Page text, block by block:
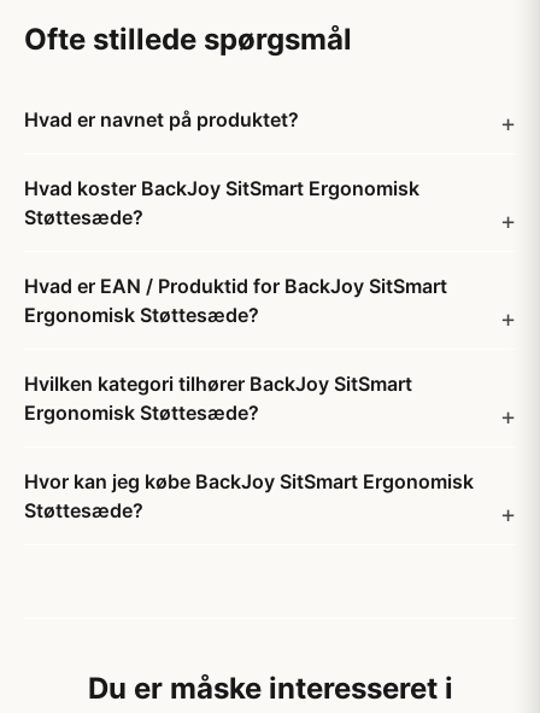
Ofte stillede spørgsmål
Hvad er navnet på produktet?
Hvad koster BackJoy SitSmart Ergonomisk
Støttesæde?
Hvad er EAN / Produktid for BackJoy SitSmart
Ergonomisk Støttesæde?
Hvilken kategori tilhører BackJoy SitSmart
Ergonomisk Støttesæde?
Hvor kan jeg købe BackJoy SitSmart Ergonomisk
Støttesæde?
Du er måske interesseret i